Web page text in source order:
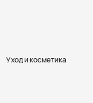
Уход и косметика